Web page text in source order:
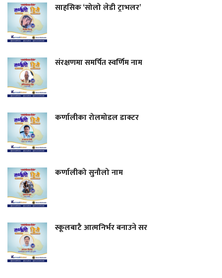
साहसिक ‘सोलो लेडी ट्राभलर’
संरक्षणमा समर्पित स्वर्णिम नाम
कर्णालीका रोलमोडल डाक्टर
कर्णालीको सुनौलो नाम
स्कूलबाटै आत्मनिर्भर बनाउने सर